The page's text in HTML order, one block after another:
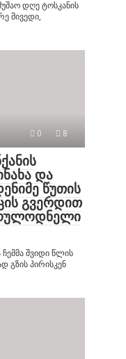
დღე ტოსკანის
მივედი,
0 8
და
წუთის
გვერდით
შვიდი წლის
პირისკენ